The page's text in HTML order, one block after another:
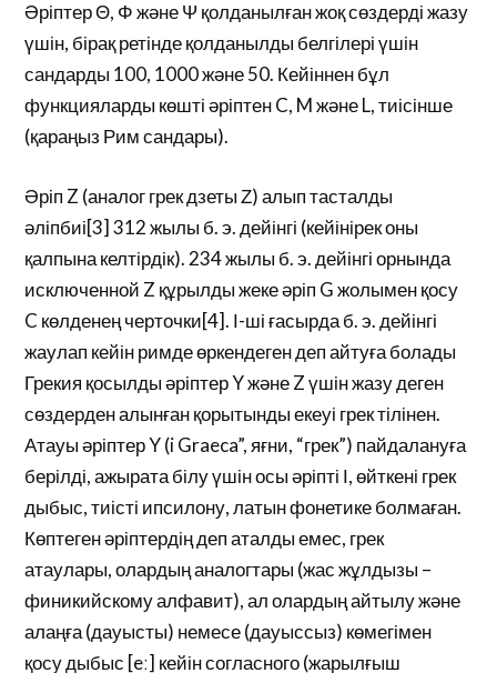
Әріптер Θ, Φ және Ψ қолданылған жоқ сөздерді жазу
үшін, бірақ ретінде қолданылды белгілері үшін
сандарды 100, 1000 және 50. Кейіннен бұл
функцияларды көшті әріптен C, M және L, тиісінше
(қараңыз Рим сандары).
Әріп Z (аналог грек дзеты Ζ) алып тасталды
әліпбиі[3] 312 жылы б. э. дейінгі (кейінірек оны
қалпына келтірдік). 234 жылы б. э. дейінгі орнында
исключенной Z құрылды жеке әріп G жолымен қосу
C көлденең черточки[4]. І-ші ғасырда б. э. дейінгі
жаулап кейін римде өркендеген деп айтуға болады
Грекия қосылды әріптер Y және Z үшін жазу деген
сөздерден алынған қорытынды екеуі грек тілінен.
Атауы әріптер Y (i Graeca”, яғни, “грек”) пайдалануға
берілді, ажырата білу үшін осы әріпті І, өйткені грек
дыбыс, тиісті ипсилону, латын фонетике болмаған.
Көптеген әріптердің деп аталды емес, грек
атаулары, олардың аналогтары (жас жұлдызы –
финикийскому алфавит), ал олардың айтылу және
алаңға (дауысты) немесе (дауыссыз) көмегімен
қосу дыбыс [eː] кейін согласного (жарылғыш